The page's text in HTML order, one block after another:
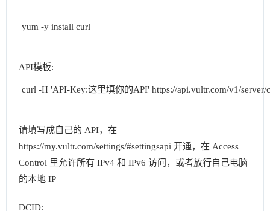
yum -y install curl
API模板:
curl -H 'API-Key:这里填你的API' https://api.vultr.com/v1/
请填写成自己的 API，在
https://my.vultr.com/settings/#settingsapi 开通，在 Access
Control 里允许所有 IPv4 和 IPv6 访问，或者放行自己电脑
的本地 IP
DCID: